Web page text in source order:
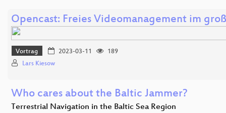
Opencast: Freies Videomanagement im
Vortrag 2023-03-11
189
Lars Kiesow
Who cares about the Baltic Jammer?
Terrestrial Navigation in the Baltic Sea Region